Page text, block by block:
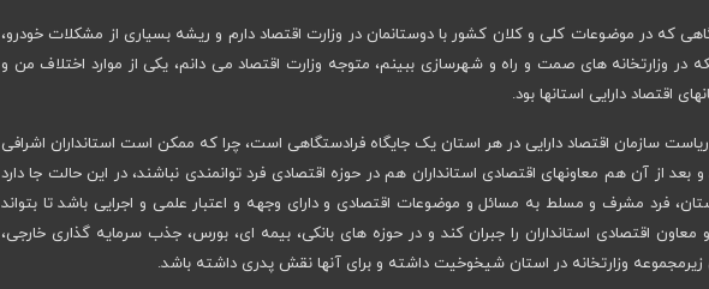
که در موضوعات کلی و کلان کشور با دوستانمان در وزارت اقتصاد دارم و ریشه بسیاری از مشکلات خودرو،
در وزارتخانه های صمت و راه و شهرسازی ببینم، متوجه وزارت اقتصاد می دانم، یکی از موارد اختلاف من و
اقتصاد دارایی استانها بود.
سازمان اقتصاد دارایی در هر استان یک جایگاه فرادستگاهی است، چرا که ممکن است استانداران اشرافی
از آن هم معاونهای اقتصادی استانداران هم در حوزه اقتصادی فرد توانمندی نباشند، در این حالت جا دارد
فرد مشرف و مسلط به مسائل و موضوعات اقتصادی و دارای وجهه و اعتبار علمی و اجرایی باشد تا بتواند
اقتصادی استانداران را جبران کند و در حوزه های بانکی، بیمه ای، بورس، جذب سرمایه گذاری خارجی،
زیرمجموعه وزارتخانه در استان شیخوخیت داشته و برای آنها نقش پدری داشته باشد.